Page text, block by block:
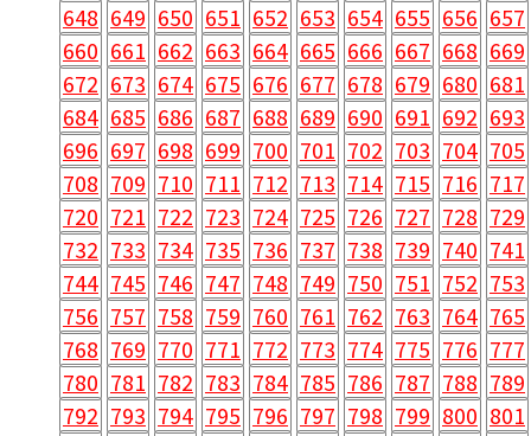
648 649 650 651 652 653 654 655 656 657
660 661 662 663 664 665 666 667 668 669
672 673 674 675 676 677 678 679 680 681
684 685 686 687 688 689 690 691 692 693
696 697 698 699 700 701 702 703 704 705
708 709 710 711 712 713 714 715 716 717
720 721 722 723 724 725 726 727 728 729
732 733 734 735 736 737 738 739 740 741
744 745 746 747 748 749 750 751 752 753
756 757 758 759 760 761 762 763 764 765
768 769 770 771 772 773 774 775 776 777
780 781 782 783 784 785 786 787 788 789
792 793 794 795 796 797 798 799 800 801